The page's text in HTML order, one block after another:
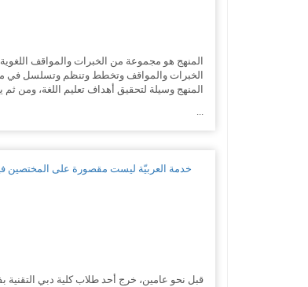
المنهج هو مجموعة من الخبرات والمواقف
الخبرات والمواقف وتخطط وتنظم وتسلسل في
المنهج وسيلة لتحقيق أهداف تعليم اللغة، ومن
...
خدمة العربيّة ليست مقصورة على المختصين
قبل نحو عامين، خرج أحد طلاب كلية دبي التقنية